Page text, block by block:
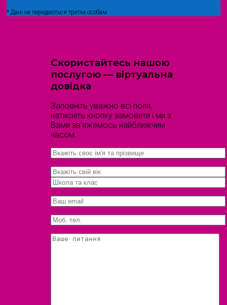
* Дані не передаються третім особам
Скористайтесь нашою
послугою — віртуальна
довідка
Заповніть уважно всі поля,
натисніть кнопку замовити і ми з
Вами зв'яжемось найближчим
часом.